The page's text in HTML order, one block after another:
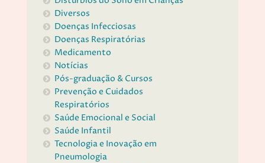
Diversos
Doenças Infecciosas
Doenças Respiratórias
Medicamento
Notícias
Pós-graduação & Cursos
Prevenção e Cuidados
Respiratórios
Saúde Emocional e Social
Saúde Infantil
Tecnologia e Inovação em
Pneumologia